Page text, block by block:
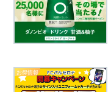
お得情報